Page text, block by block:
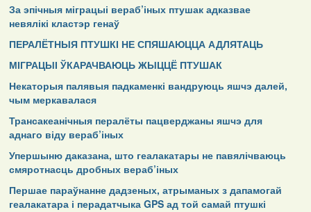
За эпічныя міграцыі вераб’іных птушак адказвае
невялікі кластэр генаў
ПЕРАЛЁТНЫЯ ПТУШКІ НЕ СПЯШАЮЦЦА АДЛЯТАЦЬ
МІГРАЦЫІ ЎКАРАЧВАЮЦЬ ЖЫЦЦЁ ПТУШАК
Некаторыя палявыя падкаменкі вандруюць яшчэ далей,
чым меркавалася
Трансакеанічныя пералёты пацверджаны яшчэ для
аднаго віду вераб’іных
Упершыню даказана, што геалакатары не павялічваюць
смяротнасць дробных вераб’іных
Першае параўнанне дадзеных, атрыманых з дапамогай
геалакатара і перадатчыка GPS ад той самай птушкі